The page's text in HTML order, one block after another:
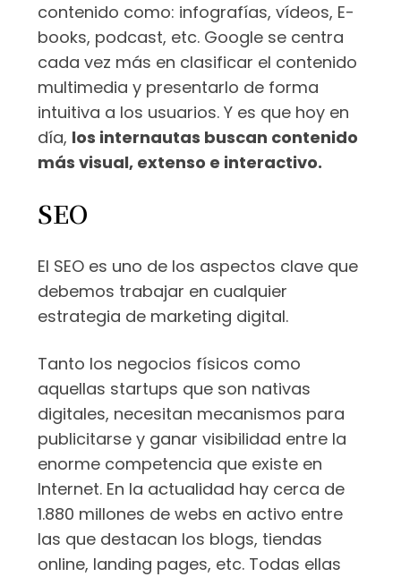
contenido como: infografías, vídeos, E-
books, podcast, etc. Google se centra
cada vez más en clasificar el contenido
multimedia y presentarlo de forma
intuitiva a los usuarios. Y es que hoy en
día, los internautas buscan contenido
más visual, extenso e interactivo.
SEO
El SEO es uno de los aspectos clave que
debemos trabajar en cualquier
estrategia de marketing digital.
Tanto los negocios físicos como
aquellas startups que son nativas
digitales, necesitan mecanismos para
publicitarse y ganar visibilidad entre la
enorme competencia que existe en
Internet. En la actualidad hay cerca de
1.880 millones de webs en activo entre
las que destacan los blogs, tiendas
online, landing pages, etc. Todas ellas